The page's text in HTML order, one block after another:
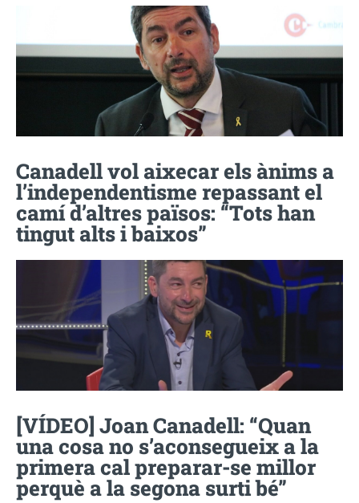
Canadell vol aixecar els ànims a
l’independentisme repassant el
camí d’altres països: “Tots han
tingut alts i baixos”
[VÍDEO] Joan Canadell: “Quan
una cosa no s’aconsegueix a la
primera cal preparar-se millor
perquè a la segona surti bé”